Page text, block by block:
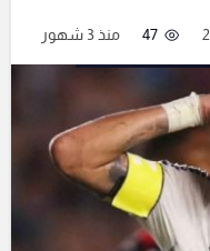
47 منذ 3 شهور